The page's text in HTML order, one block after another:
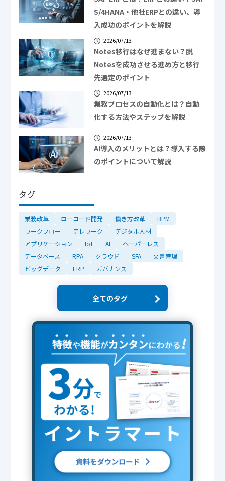
S/4HANA・他社ERPとの違い、導
入成功のポイントを解説
2026/07/13
Notes移行はなぜ進まない？脱
Notesを成功させる進め方と移行
先選定のポイント
2026/07/13
業務プロセスの自動化とは？自動
化する方法やステップを解説
2026/07/13
AI導入のメリットとは？導入する際
のポイントについて解説
タグ
業務改革 ローコード開発 働き方改革
BPM
ワークフロー
テレワーク
デジタル人材
アプリケーション
IoT AI
ペーパーレス
データベース
RPA クラウド SFA
文書管理
ビッグデータ
ERP ガバナンス
全てのタグ